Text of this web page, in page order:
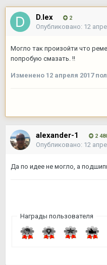
D.lex 2
Опубликовано: 12
Могло так произойти что
попробую смазать. !!
Изменено 12 апреля 2017
alexander-1 2
Опубликовано: 12
Да по идее не могло, а
Награды пользователя